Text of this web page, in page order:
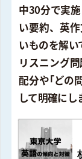
中30分で実
い要約、英
いものを解
リスニング
配分や｢どの
して明確にし